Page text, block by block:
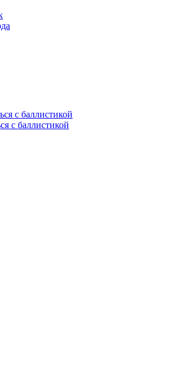
с баллистикой